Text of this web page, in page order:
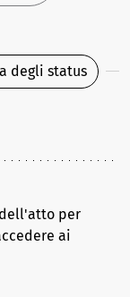
degli status
per
ai